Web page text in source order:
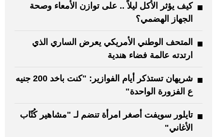
كيف يؤثر الأكل ليلاً .. على توازن الأمعاء وصحة
الجهاز الهضمي؟
المتحف الوطني الأمريكي يعرض الساري الذي
ارتدته عالمة فضاء هندية
شريهان تستذكر أيام الفوازير: "كنت باخد 200 جنيه
ع الفزورة الواحدة"
تايلور سويفت أصغر امرأة تنضم لـ "مشاهير كُتّاب
الأغاني"